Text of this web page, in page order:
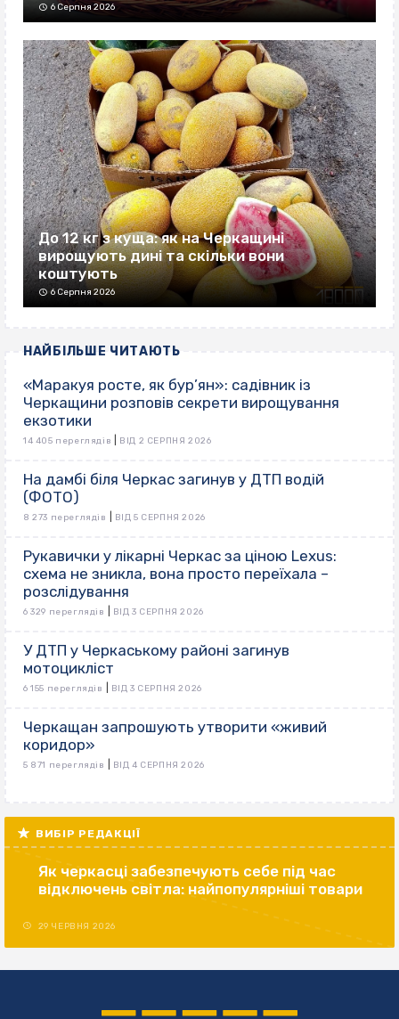
6 Серпня 2026
До 12 кг з куща: як на Черкащині
вирощують дині та скільки вони
коштують
6 Серпня 2026
НАЙБІЛЬШЕ ЧИТАЮТЬ
«Маракуя росте, як бур’ян»: садівник із
Черкащини розповів секрети вирощування
екзотики
14 405 переглядів ВІД 2 СЕРПНЯ 2026
На дамбі біля Черкас загинув у ДТП водій
(ФОТО)
8 273 переглядів ВІД 5 СЕРПНЯ 2026
Рукавички у лікарні Черкас за ціною Lexus:
схема не зникла, вона просто переїхала –
розслідування
6 329 переглядів ВІД 3 СЕРПНЯ 2026
У ДТП у Черкаському районі загинув
мотоцикліст
6 155 переглядів ВІД 3 СЕРПНЯ 2026
Черкащан запрошують утворити «живий
коридор»
5 871 переглядів ВІД 4 СЕРПНЯ 2026
ВИБІР РЕДАКЦІЇ
Як черкасці забезпечують себе під час
відключень світла: найпопулярніші товари
29 ЧЕРВНЯ 2026